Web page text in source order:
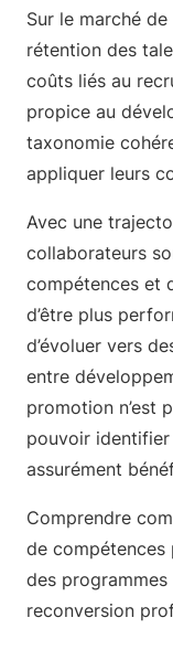
Sur le marché
rétention des
coûts liés au
propice au
taxonomie
appliquer leurs
Avec une
collaborateurs
compétences et
d’être plus
d’évoluer vers
entre
promotion n’est
pouvoir
assurément
Comprendre
de compétences
des
reconversion